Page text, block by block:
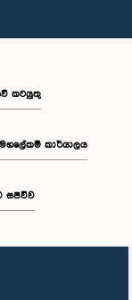
කටයුතු
කාර්යාලය
සජීවීව